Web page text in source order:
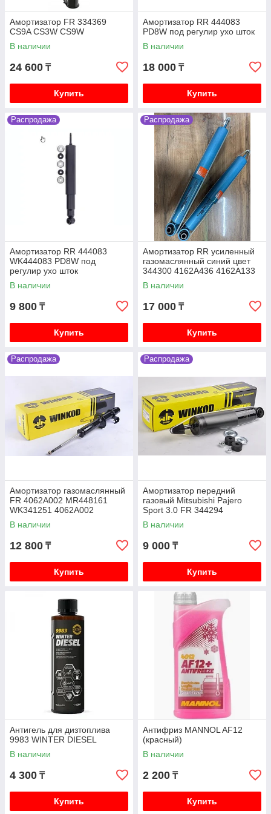
V88W V98W
Mitsubishi Delica (кирпич, квадратная) 1991-1997
V2.5 4D56 дизель P25W P35W
Mitsubishi Delica (булка) 1996-2003 V2.4 4G64
бензин PF4W PD4W
бензин PF6W PD6W
Mitsubishi Delica (булка) 1996-2003 V2.8 4M40
дизель PE8W PD8W
Mitsubishi Outlander 1 2003-2006 2.4 4G64
(Mivec) бензин CU4W CU5W
Mitsubishi Outlander 2 XL 2005-2012 2.0 4B11,
2.4 4B12, 3.0 6B31 бензин CW4W CW5W CW6W
Mitsubishi Outlander 3 2006-2011 2.0 4B11, 2.4
4B12, 3.0 6B31 бензин GF2W GF3W
Mitsubishi L200 2 поколение 1996-2007 2.5
4D56T K74T
Mitsubishi L200 2005-2018 2.5 4D56 дизель KB4T
Mitsubishi ASX 2010- 1.6 4A92 бензин GA1W, 2.0
4B11 4J11 бензин GA2W
Mitsubishi Lancer X (10) 2007-2017 1.8 4B10
Mitsubishi Pajero iO 1996-2003 1.8 4G93 бензин,
2.0 4G94 бензин, H66W H76W
Mitsubishi Pajero Junior 1996-2003 1.1 4A31
бензин E33A
Mitsubishi Galant седан VII 1992-1998 1.8 4G93
бензин E52A, 2.0 4G63 бензин E55A
Амортизатор FR 334369
CS9A CS3W CS9W
В наличии
24 600 ₸
Купить
Амортизатор RR 444083
PD8W под регулир ухо шток
В наличии
18 000 ₸
Купить
Распродажа
Амортизатор RR 444083
WK444083 PD8W под
регулир ухо шток
В наличии
9 800 ₸
Купить
Распродажа
Амортизатор RR усиленный
газомаслянный синий цвет
344300 4162A436 4162A133
SRR344300
В наличии
17 000 ₸
Купить
Распродажа
Амортизатор газомаслянный
FR 4062A002 MR448161
WK341251 4062A002
4062A024 341251 4062A0
В наличии
12 800 ₸
Купить
Распродажа
Амортизатор передний
газовый Mitsubishi Pajero
Sport 3.0 FR 344294
W344294SA
В наличии
9 000 ₸
Купить
Антигель для дизтоплива
9983 WINTER DIESEL
В наличии
4 300 ₸
Купить
Антифриз MANNOL AF12
(красный)
В наличии
2 200 ₸
Купить